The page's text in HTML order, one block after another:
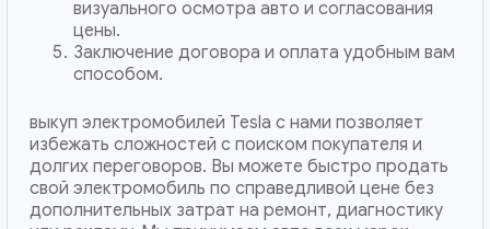
визуального осмотра авто и согласования
цены.
Заключение договора и оплата удобным вам
способом.
выкуп электромобилей Tesla с нами позволяет
избежать сложностей с поиском покупателя и
долгих переговоров. Вы можете быстро продать
свой электромобиль по справедливой цене без
дополнительных затрат на ремонт, диагностику